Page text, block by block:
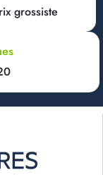
grossiste